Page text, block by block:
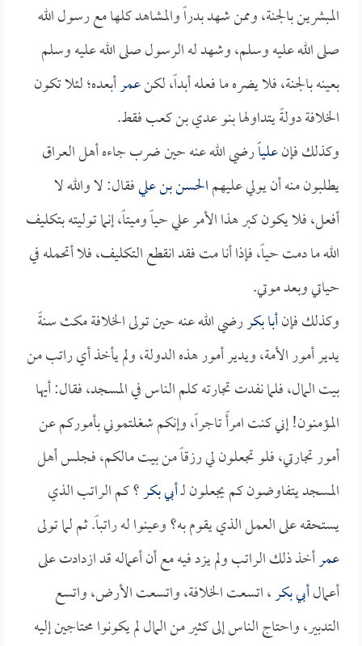
المبشرين بالجنة، وممن شهد بدراً والمشاهد كلها مع رسول الله
صلى الله عليه وسلم، وشهد له الرسول صلى الله عليه وسلم
بعينه بالجنة، فلا يضره ما فعله أبداً، لكنعمرأبعده؛ لئلا تكون
الخلافة دولةً يتداولها بنو عدي بن كعب فقط.
وكذلك فإنعلياًرضي الله عنه حين ضرب جاءه أهل العراق
يطلبون منه أن يولي عليهمالحسن بن عليفقال: لا والله لا
أفعل، فلا يكون كبر هذا الأمر علي حياً وميتاً، إنما توليته بتكليف
الله ما دمت حياً، فإذا أنا مت فقد انقطع التكليف، فلا أتحمله في
حياتي وبعد موتي.
وكذلك فإنأبا بكررضي الله عنه حين تولى الخلافة مكث سنةً
يدير أمور الأمة، ويدير أمور هذه الدولة، ولم يأخذ أي راتب من
بيت المال، فلما نفدت تجارته كلم الناس في المسجد، فقال: أيها
المؤمنون! إني كنت امرأً تاجراً، وإنكم شغلتموني بأموركم عن
أمور تجارتي، فلو تجعلون لي رزقاً من بيت مالكم، فجلس أهل
المسجد يتفاوضون كم يجعلون لـأبي بكر؟ كم الراتب الذي
يستحقه على العمل الذي يقوم به؟ وعينوا له راتباً. ثم لما تولى
عمرأخذ ذلك الراتب ولم يزد فيه مع أن أعماله قد ازدادت على
أعمالأبي بكر، اتسعت الخلافة، واتسعت الأرض، واتسع
التدبير، واحتاج الناس إلى كثير من المال لم يكونوا محتاجين إليه